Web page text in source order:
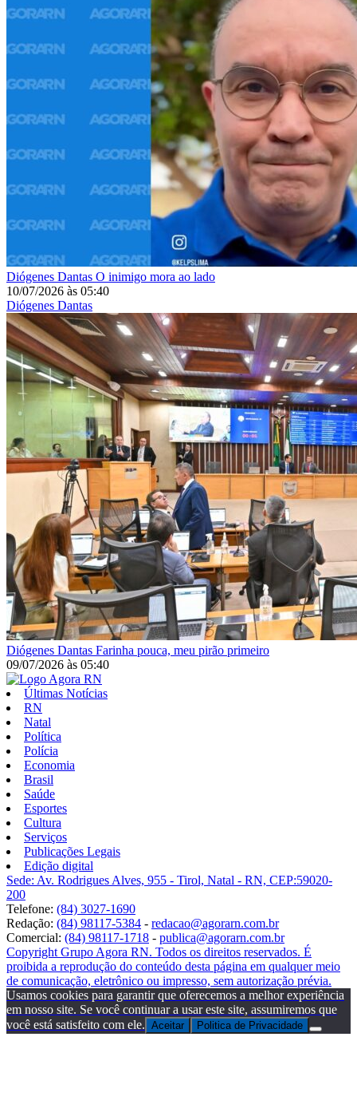
Diógenes Dantas O inimigo mora ao lado
10/07/2026 às 05:40
Diógenes Dantas
Diógenes Dantas Farinha pouca, meu pirão primeiro
09/07/2026 às 05:40
Últimas Notícias
RN
Natal
Política
Polícia
Economia
Brasil
Saúde
Esportes
Cultura
Serviços
Publicações Legais
Edição digital
Sede: Av. Rodrigues Alves, 955 - Tirol, Natal - RN, CEP:59020-
200
Telefone: (84) 3027-1690
Redação: (84) 98117-5384 - redacao@agorarn.com.br
Comercial: (84) 98117-1718 - publica@agorarn.com.br
Copyright Grupo Agora RN. Todos os direitos reservados. É
proibida a reprodução do conteúdo desta página em qualquer meio
de comunicação, eletrônico ou impresso, sem autorização prévia.
Usamos cookies para garantir que oferecemos a melhor experiência
em nosso site. Se você continuar a usar este site, assumiremos que
você está satisfeito com ele. Aceitar Politica de Privacidade